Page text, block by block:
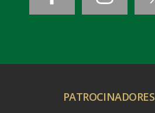
PATROCINADORES